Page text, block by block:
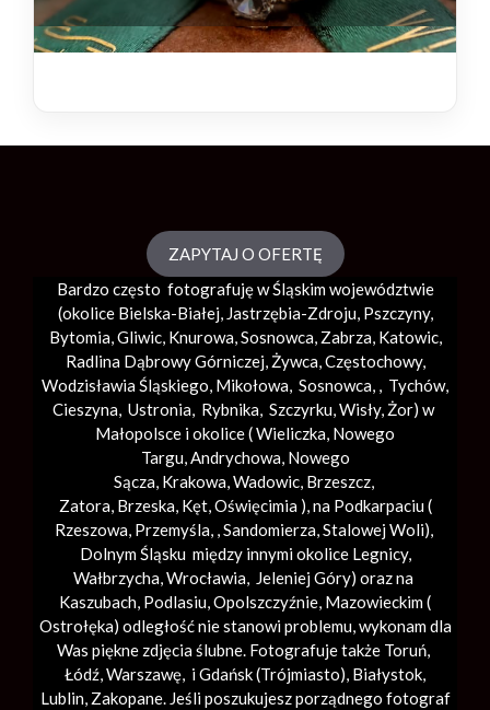
ZAPYTAJ O OFERTĘ
Bardzo często fotografuję w Śląskim województwie
(okolice Bielska-Białej, Jastrzębia-Zdroju, Pszczyny,
Bytomia, Gliwic, Knurowa, Sosnowca, Zabrza, Katowic,
Radlina Dąbrowy Górniczej, Żywca, Częstochowy,
Wodzisławia Śląskiego, Mikołowa, Sosnowca, , Tychów,
Cieszyna, Ustronia, Rybnika, Szczyrku, Wisły, Żor) w
Małopolsce i okolice (Wieliczka, Nowego
Targu,Andrychowa, Nowego
Sącza, Krakowa,Wadowic, Brzeszcz,
Zatora, Brzeska, Kęt,Oświęcimia), na Podkarpaciu (
Rzeszowa, Przemyśla, ,Sandomierza,Stalowej Woli),
Dolnym Śląsku między innymi okolice Legnicy,
Wałbrzycha,Wrocławia, Jeleniej Góry) oraz na
Kaszubach, Podlasiu, Opolszczyźnie, Mazowieckim (
Ostrołęka) odległość nie stanowi problemu, wykonam dla
Was piękne zdjęcia ślubne. Fotografuje także Toruń,
Łódź,Warszawę, i Gdańsk (Trójmiasto), Białystok,
Lublin, Zakopane. Jeśli poszukujesz porządnego fotograf